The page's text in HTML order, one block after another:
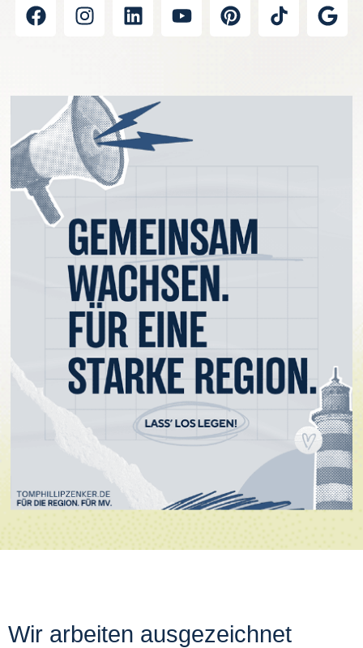
Wir arbeiten ausgezeichnet